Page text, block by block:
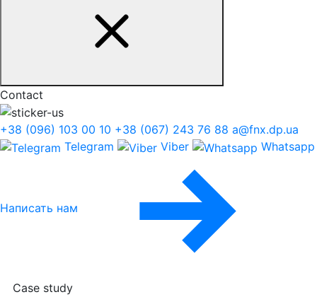
Contact
+38 (096) 103 00 10 +38 (067) 243 76 88 a@fnx.dp.ua
Telegram
Viber Whatsapp
Написать нам
Case study